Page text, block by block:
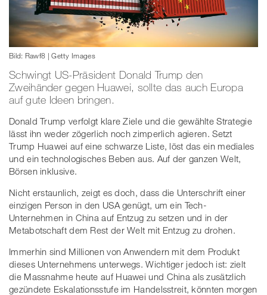
Bild: Rawf8 | Getty Images
Schwingt US-Präsident Donald Trump den
Zweihänder gegen Huawei, sollte das auch Europa
auf gute Ideen bringen.
Donald Trump verfolgt klare Ziele und die gewählte Strategie
lässt ihn weder zögerlich noch zimperlich agieren. Setzt
Trump Huawei auf eine schwarze Liste, löst das ein mediales
und ein technologisches Beben aus. Auf der ganzen Welt,
Börsen inklusive.
Nicht erstaunlich, zeigt es doch, dass die Unterschrift einer
einzigen Person in den USA genügt, um ein Tech-
Unternehmen in China auf Entzug zu setzen und in der
Metabotschaft dem Rest der Welt mit Entzug zu drohen.
Immerhin sind Millionen von Anwendern mit dem Produkt
dieses Unternehmens unterwegs. Wichtiger jedoch ist: zielt
die Massnahme heute auf Huawei und China als zusätzlich
gezündete Eskalationsstufe im Handelsstreit, könnten morgen